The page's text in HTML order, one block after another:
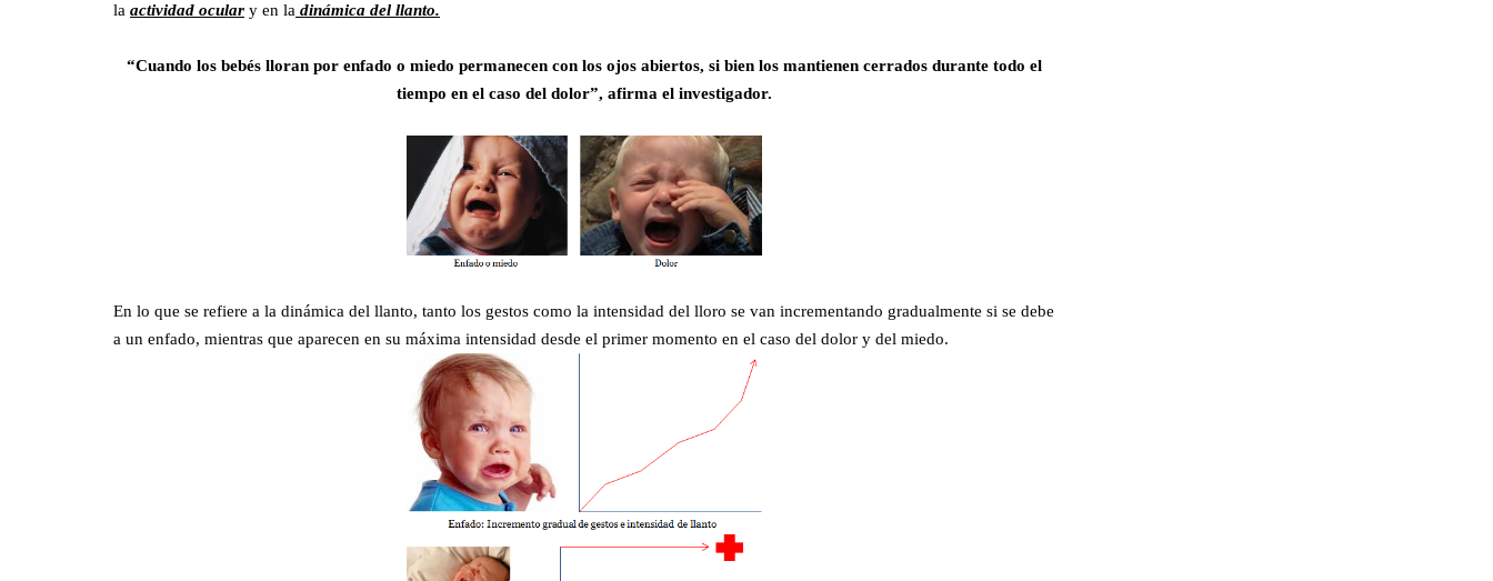
la actividad ocular y en la dinámica del llanto.
“Cuando los bebés lloran por enfado o miedo permanecen con los ojos abiertos, si bien los mantienen cerrados durante todo el
tiempo en el caso del dolor”, afirma el investigador.
En lo que se refiere a la dinámica del llanto, tanto los gestos como la intensidad del lloro se van incrementando gradualmente si se debe
a un enfado, mientras que aparecen en su máxima intensidad desde el primer momento en el caso del dolor y del miedo.